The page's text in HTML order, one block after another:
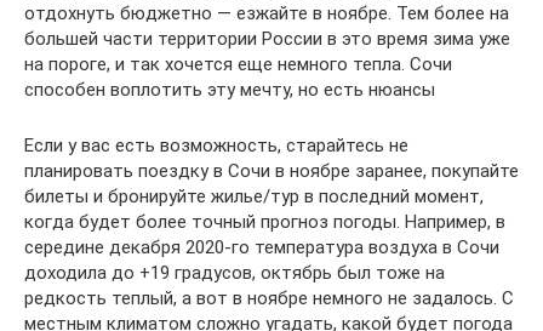
отдохнуть бюджетно — езжайте в ноябре. Тем более на
большей части территории России в это время зима уже
на пороге, и так хочется еще немного тепла. Сочи
способен воплотить эту мечту, но есть нюансы
Если у вас есть возможность, старайтесь не
планировать поездку в Сочи в ноябре заранее, покупайте
билеты и бронируйте жилье/тур в последний момент,
когда будет более точный прогноз погоды. Например, в
середине декабря 2020-го температура воздуха в Сочи
доходила до +19 градусов, октябрь был тоже на
редкость теплый, а вот в ноябре немного не задалось. С
местным климатом сложно угадать, какой будет погода